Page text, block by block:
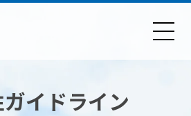
イドライン